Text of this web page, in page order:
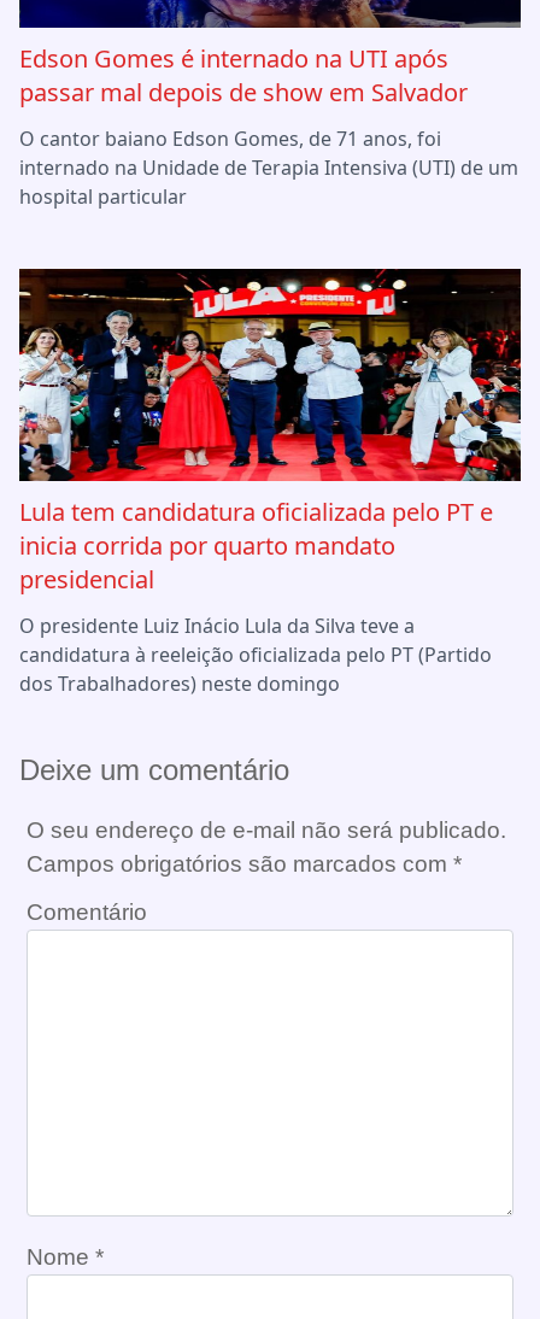
Edson Gomes é internado na UTI após
passar mal depois de show em Salvador
O cantor baiano Edson Gomes, de 71 anos, foi
internado na Unidade de Terapia Intensiva (UTI) de um
hospital particular
Lula tem candidatura oficializada pelo PT e
inicia corrida por quarto mandato
presidencial
O presidente Luiz Inácio Lula da Silva teve a
candidatura à reeleição oficializada pelo PT (Partido
dos Trabalhadores) neste domingo
Deixe um comentário
O seu endereço de e-mail não será publicado.
Campos obrigatórios são marcados com *
Comentário
Nome *